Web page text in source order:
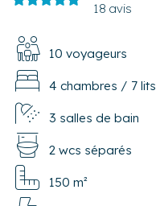
18 avis
10 voyageurs
4 chambres / 7 lits
3 salles de bain
2 wcs séparés
150 m²